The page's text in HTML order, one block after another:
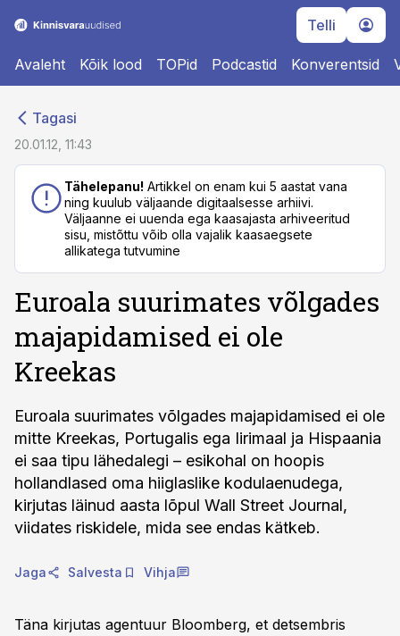
Telli
Avaleht Kõik lood TOPid Podcastid Konverentsid
Tagasi
20.01.12, 11:43
Tähelepanu! Artikkel on enam kui 5 aastat vana
ning kuulub väljaande digitaalsesse arhiivi.
Väljaanne ei uuenda ega kaasajasta arhiveeritud
sisu, mistõttu võib olla vajalik kaasaegsete
allikatega tutvumine
Euroala suurimates võlgades
majapidamised ei ole
Kreekas
Euroala suurimates võlgades majapidamised ei ole
mitte Kreekas, Portugalis ega Iirimaal ja Hispaania
ei saa tipu lähedalegi – esikohal on hoopis
hollandlased oma hiiglaslike kodulaenudega,
kirjutas läinud aasta lõpul Wall Street Journal,
viidates riskidele, mida see endas kätkeb.
Jaga Salvesta Vihja
Täna kirjutas agentuur Bloomberg, et detsembris